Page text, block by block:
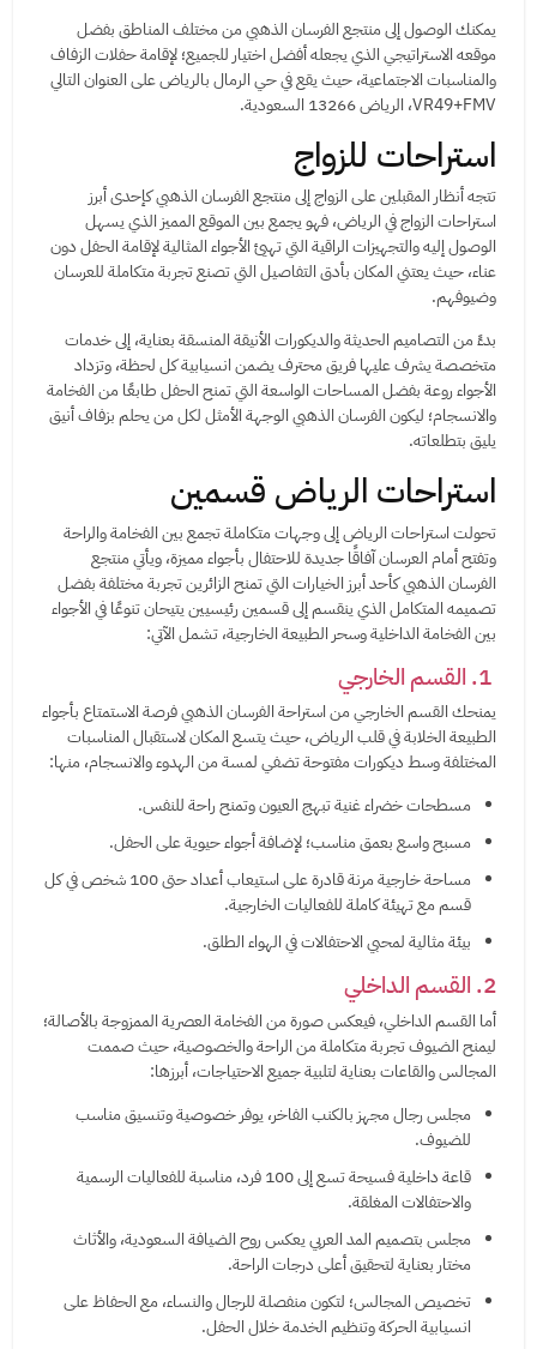
يمكنك الوصول إلى منتجع الفرسان الذهبي من مختلف المناطق بفضل
موقعه الاستراتيجي الذي يجعله أفضل اختيار للجميع؛ لإقامة حفلات الزفاف
والمناسبات الاجتماعية، حيث يقع في حي الرمال بالرياض على العنوان التالي
VR49+FMV، الرياض 13266 السعودية.
استراحات للزواج
تتجه أنظار المقبلين على الزواج إلى منتجع الفرسان الذهبي كإحدى أبرز
استراحات الزواج في الرياض، فهو يجمع بين الموقع المميز الذي يسهل
الوصول إليه والتجهيزات الراقية التي تهيئ الأجواء المثالية لإقامة الحفل دون
عناء، حيث يعتني المكان بأدق التفاصيل التي تصنع تجربة متكاملة للعرسان
وضيوفهم.
بدءً من التصاميم الحديثة والديكورات الأنيقة المنسقة بعناية، إلى خدمات
متخصصة يشرف عليها فريق محترف يضمن انسيابية كل لحظة، وتزداد
الأجواء روعة بفضل المساحات الواسعة التي تمنح الحفل طابعًا من الفخامة
والانسجام؛ ليكون الفرسان الذهبي الوجهة الأمثل لكل من يحلم بزفاف أنيق
يليق بتطلعاته.
استراحات الرياض قسمين
تحولت استراحات الرياض إلى وجهات متكاملة تجمع بين الفخامة والراحة
وتفتح أمام العرسان آفاقًا جديدة للاحتفال بأجواء مميزة، ويأتي منتجع
الفرسان الذهبي كأحد أبرز الخيارات التي تمنح الزائرين تجربة مختلفة بفضل
تصميمه المتكامل الذي ينقسم إلى قسمين رئيسيين يتيحان تنوعًا في الأجواء
بين الفخامة الداخلية وسحر الطبيعة الخارجية، تشمل الآتي:
يمنحك القسم الخارجي من استراحة الفرسان الذهبي فرصة الاستمتاع بأجواء
الطبيعة الخلابة في قلب الرياض، حيث يتسع المكان لاستقبال المناسبات
المختلفة وسط ديكورات مفتوحة تضفي لمسة من الهدوء والانسجام، منها:
مسطحات خضراء غنية تبهج العيون وتمنح راحة للنفس.
مسبح واسع بعمق مناسب؛ لإضافة أجواء حيوية على الحفل.
مساحة خارجية مرنة قادرة على استيعاب أعداد حتى 100 شخص في كل
قسم مع تهيئة كاملة للفعاليات الخارجية.
بيئة مثالية لمحبي الاحتفالات في الهواء الطلق.
2. القسم الداخلي
أما القسم الداخلي، فيعكس صورة من الفخامة العصرية الممزوجة بالأصالة؛
ليمنح الضيوف تجربة متكاملة من الراحة والخصوصية، حيث صممت
المجالس والقاعات بعناية لتلبية جميع الاحتياجات، أبرزها:
مجلس رجال مجهز بالكنب الفاخر، يوفر خصوصية وتنسيق مناسب
للضيوف.
قاعة داخلية فسيحة تسع إلى 100 فرد، مناسبة للفعاليات الرسمية
والاحتفالات المغلقة.
مجلس بتصميم المد العربي يعكس روح الضيافة السعودية، والأثاث
مختار بعناية لتحقيق أعلى درجات الراحة.
تخصيص المجالس؛ لتكون منفصلة للرجال والنساء، مع الحفاظ على
انسيابية الحركة وتنظيم الخدمة خلال الحفل.